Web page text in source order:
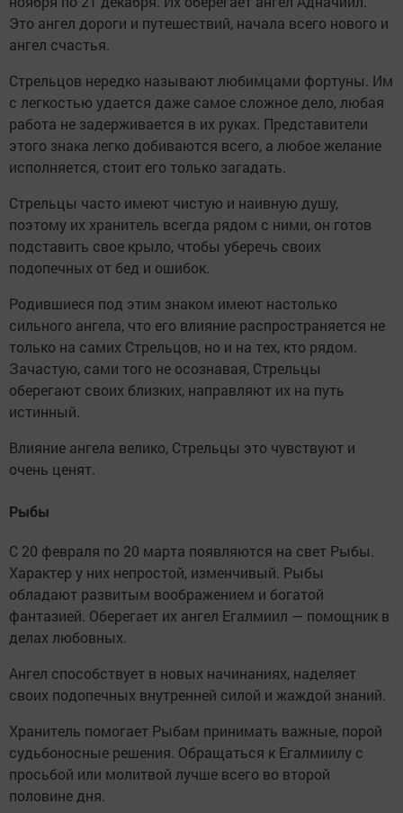
Это ангел дороги и путешествий, начала всего нового и
ангел счастья.
Стрельцов нередко называют любимцами фортуны. Им
с легкостью удается даже самое сложное дело, любая
работа не задерживается в их руках. Представители
этого знака легко добиваются всего, а любое желание
исполняется, стоит его только загадать.
Стрельцы часто имеют чистую и наивную душу,
поэтому их хранитель всегда рядом с ними, он готов
подставить свое крыло, чтобы уберечь своих
подопечных от бед и ошибок.
Родившиеся под этим знаком имеют настолько
сильного ангела, что его влияние распространяется не
только на самих Стрельцов, но и на тех, кто рядом.
Зачастую, сами того не осознавая, Стрельцы
оберегают своих близких, направляют их на путь
истинный.
Влияние ангела велико, Стрельцы это чувствуют и
очень ценят.
Рыбы
С 20 февраля по 20 марта появляются на свет Рыбы.
Характер у них непростой, изменчивый. Рыбы
обладают развитым воображением и богатой
фантазией. Оберегает их ангел Егалмиил — помощник в
делах любовных.
Ангел способствует в новых начинаниях, наделяет
своих подопечных внутренней силой и жаждой знаний.
Хранитель помогает Рыбам принимать важные, порой
судьбоносные решения. Обращаться к Егалмиилу с
просьбой или молитвой лучше всего во второй
половине дня.